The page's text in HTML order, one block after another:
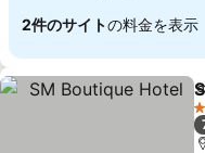
2件のサイトの料金を表示
2